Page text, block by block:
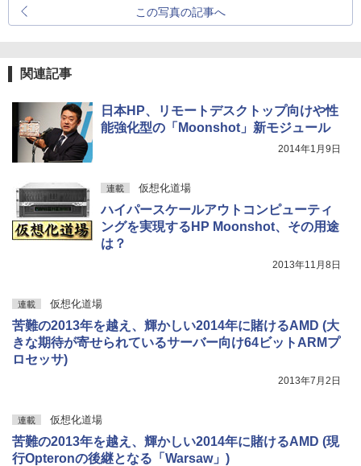
この写真の記事へ
関連記事
日本HP、リモートデスクトップ向けや性
能強化型の「Moonshot」新モジュール
2014年1月9日
連載 仮想化道場
ハイパースケールアウトコンピューティ
ングを実現するHP Moonshot、その用途
は？
2013年11月8日
連載 仮想化道場
苦難の2013年を越え、輝かしい2014年に賭けるAMD (大
きな期待が寄せられているサーバー向け64ビットARMプ
ロセッサ)
2013年7月2日
連載 仮想化道場
苦難の2013年を越え、輝かしい2014年に賭けるAMD (現
行Opteronの後継となる「Warsaw」)